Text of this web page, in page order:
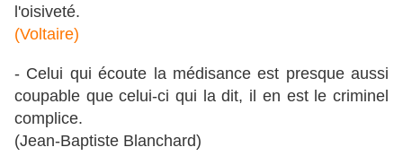
l'oisiveté.
(Voltaire)
- Celui qui écoute la médisance est presque aussi
coupable que celui-ci qui la dit, il en est le criminel
complice.
(Jean-Baptiste Blanchard)